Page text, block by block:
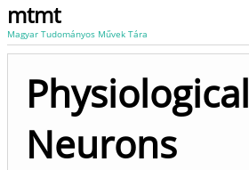
mtmt
Magyar Tudományos Művek Tára
Neurons